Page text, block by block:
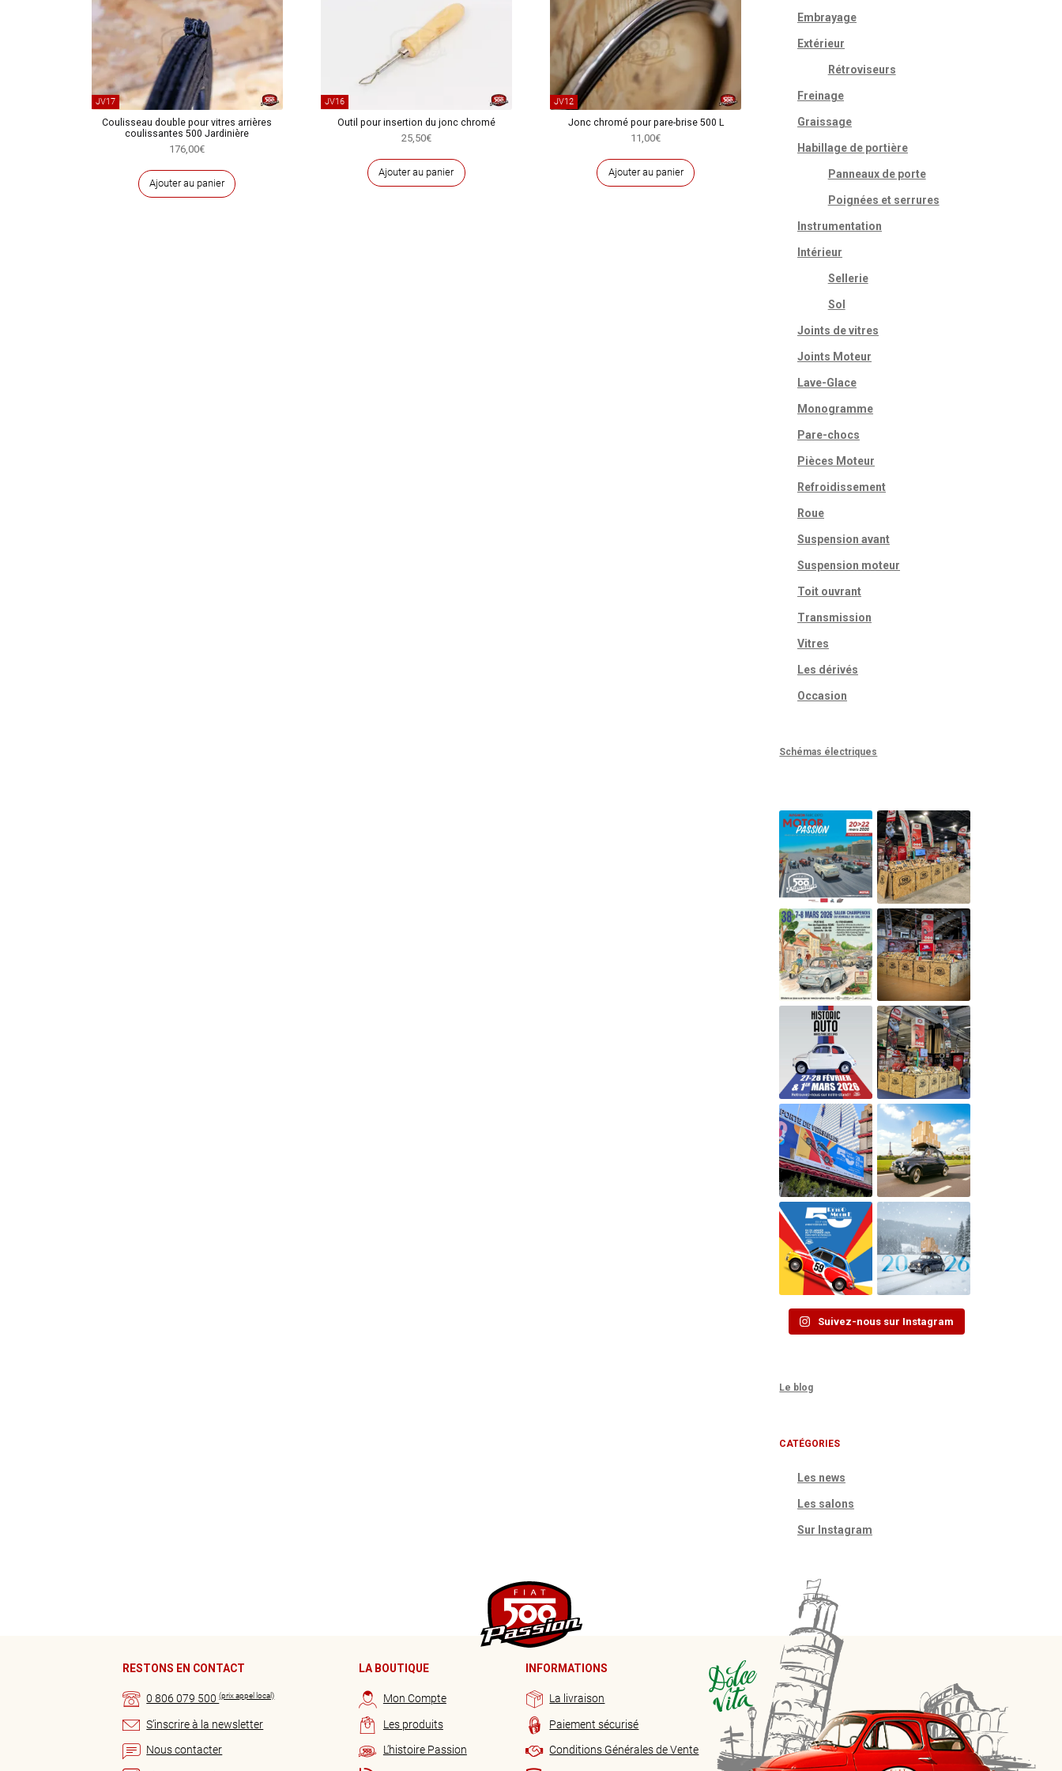
JV17
Coulisseau double pour vitres arrières
coulissantes 500 Jardinière
176,00€
Ajouter au panier
JV16
Outil pour insertion du jonc chromé
25,50€
Ajouter au panier
JV12
Jonc chromé pour pare-brise 500 L
11,00€
Ajouter au panier
Embrayage
Extérieur
Rétroviseurs
Freinage
Graissage
Habillage de portière
Panneaux de porte
Poignées et serrures
Instrumentation
Intérieur
Sellerie
Sol
Joints de vitres
Joints Moteur
Lave-Glace
Monogramme
Pare-chocs
Pièces Moteur
Refroidissement
Roue
Suspension avant
Suspension moteur
Toit ouvrant
Transmission
Vitres
Les dérivés
Occasion
Schémas électriques
Suivez-nous sur Instagram
Le blog
CATÉGORIES
Les news
Les salons
Sur Instagram
RESTONS EN CONTACT
0 806 079 500(prix appel local)
S’inscrire à la newsletter
Nous contacter
LA BOUTIQUE
Mon Compte
Les produits
L’histoire Passion
INFORMATIONS
La livraison
Paiement sécurisé
Conditions Générales de Vente